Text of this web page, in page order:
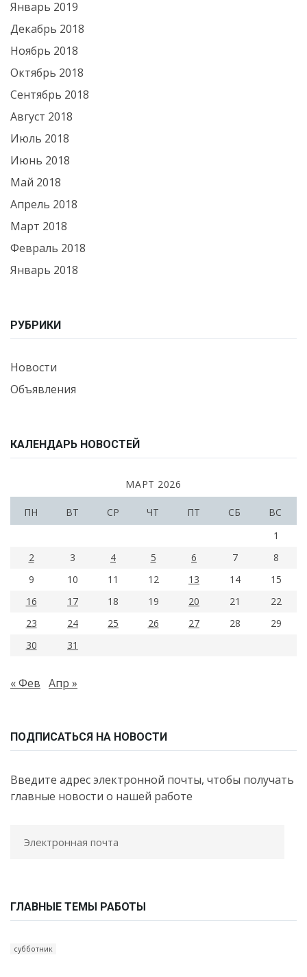
Январь 2019
Декабрь 2018
Ноябрь 2018
Октябрь 2018
Сентябрь 2018
Август 2018
Июль 2018
Июнь 2018
Май 2018
Апрель 2018
Март 2018
Февраль 2018
Январь 2018
РУБРИКИ
Новости
Объявления
КАЛЕНДАРЬ НОВОСТЕЙ
МАРТ 2026
ПН ВТ СР ЧТ ПТ СБ
ВС
1
2
3 4 5 6 7
8
9
10 11 12 13 14
15
16
17 18 19 20 21
22
23
24 25 26 27 28
29
30
31
« Фев Апр »
ПОДПИСАТЬСЯ НА НОВОСТИ
Введите адрес электронной почты, чтобы получать
главные новости о нашей работе
ГЛАВНЫЕ ТЕМЫ РАБОТЫ
субботник